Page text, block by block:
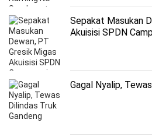
Sepakat Masukan
Akuisisi SPDN
Gagal Nyalip,